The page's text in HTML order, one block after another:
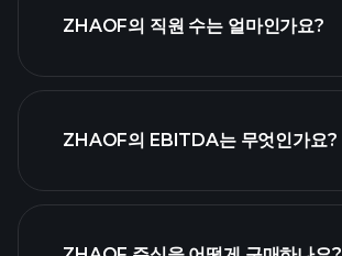
ZHAOF의 직원 수는 얼마인가요?
큰 고용주 목록
ZHAOF의 EBITDA는 무엇인가요?